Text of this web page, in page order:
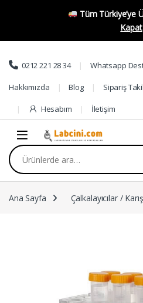
Tüm Türkiye’ye
Kapat
Skip to navigation
Skip to content
0212 221 28 34 Whatsapp
Hakkımızda Blog Sipariş
Hesabım İletişim
Ara:
Ana Sayfa Çalkalayıcılar /